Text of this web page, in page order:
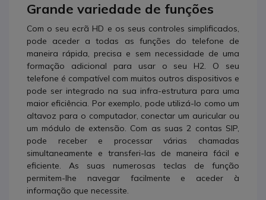
Grande variedade de funções
Com o seu ecrã HD e os seus controles simplificados,
pode aceder a todas as funções do telefone de
maneira rápida, precisa e sem necessidade de uma
formação adicional para usar o seu H2. O seu
telefone é compatível com muitos outros dispositivos e
pode ser integrado na sua infra-estrutura para uma
maior eficiência. Por exemplo, pode utilizá-lo como um
altavoz para o computador, conectar um auricular ou
um módulo de extensão. Com as suas 2 contas SIP,
pode receber e processar várias chamadas
simultaneamente e transferi-las de maneira fácil e
eficiente. As suas numerosas teclas de função
permitem-lhe navegar facilmente e aceder à
informação que necessite.